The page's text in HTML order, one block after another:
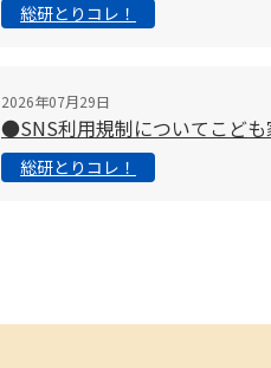
総研とりコレ！
2026年07月29日
●SNS利用規制についてこども
総研とりコレ！